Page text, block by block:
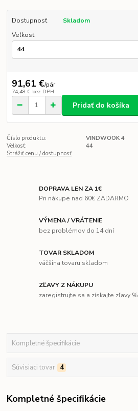
Dostupnosť
Skladom
Veľkosť
91,61 €/pár
74,48 € bez DPH
Pridať do košíka
Číslo produktu:
VINDWOOK 4
Veľkosť:
44
Strážiť cenu / dostupnosť
DOPRAVA LEN ZA 1€
Pri nákupe nad 60€ ZADARMO
VÝMENA / VRÁTENIE
bez problémov do 14 dní
TOVAR SKLADOM
väčšina tovaru skladom
ZĽAVY Z NÁKUPU
zaregistrujte sa a získajte zľavy %
Kompletné špecifikácie
Súvisiaci tovar 4
Kompletné špecifikácie